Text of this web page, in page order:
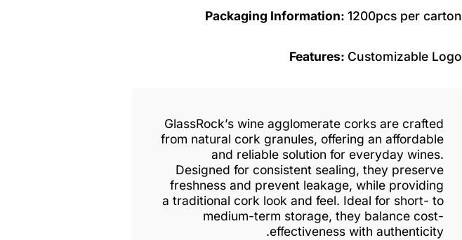
Packaging Information:1200pcs per carton
Features: Customizable Logo
GlassRock’s wine agglomerate corks are crafted
from natural cork granules, offering an affordable
and reliable solution for everyday wines.
Designed for consistent sealing, they preserve
freshness and prevent leakage, while providing
a traditional cork look and feel. Ideal for short- to
medium-term storage, they balance cost-
effectiveness with authenticity.